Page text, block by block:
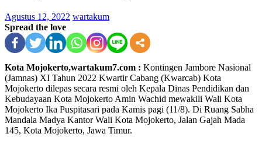
Agustus 12, 2022 wartakum
Spread the love
Kota Mojokerto,wartakum7.com : Kontingen Jambore Nasional
(Jamnas) XI Tahun 2022 Kwartir Cabang (Kwarcab) Kota
Mojokerto dilepas secara resmi oleh Kepala Dinas Pendidikan dan
Kebudayaan Kota Mojokerto Amin Wachid mewakili Wali Kota
Mojokerto Ika Puspitasari pada Kamis pagi (11/8). Di Ruang Sabha
Mandala Madya Kantor Wali Kota Mojokerto, Jalan Gajah Mada
145, Kota Mojokerto, Jawa Timur.